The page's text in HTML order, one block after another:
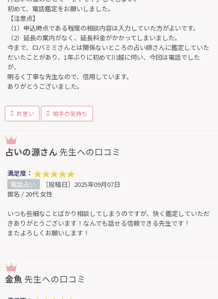
初めて、電話鑑定をお願いしました。
【注意点】
（1）申込時点である程度の相談内容は入力していた方がよいです。
（2）延長の案内がなく、延長料金がかかってしまいました。
今まで、ロバミミさんとは関係ないところの占い師さんに鑑定していた
だいたことがあり、1年ぶりに初めて川越に伺い、今回は電話でした
が、
明るく丁寧な先生なので、信用しています。
ありがとうございました。
片思い 相手の気持ち
占いの源さん 先生への口コミ
満足度：
電話占い
［投稿日］2025年09月07日
匿名 / 20代 女性
いつも些細なことばかり相談してしまうのですが、快く鑑定していただ
きありがとうございます！なんでも話せる信頼できる先生です！
またよろしくお願いします！
金魚 先生への口コミ